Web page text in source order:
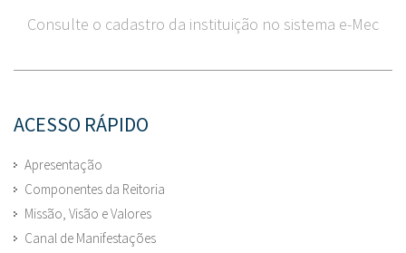
Consulte o cadastro da instituição no sistema e-Mec
ACESSO RÁPIDO
Apresentação
Componentes da Reitoria
Missão, Visão e Valores
Canal de Manifestações